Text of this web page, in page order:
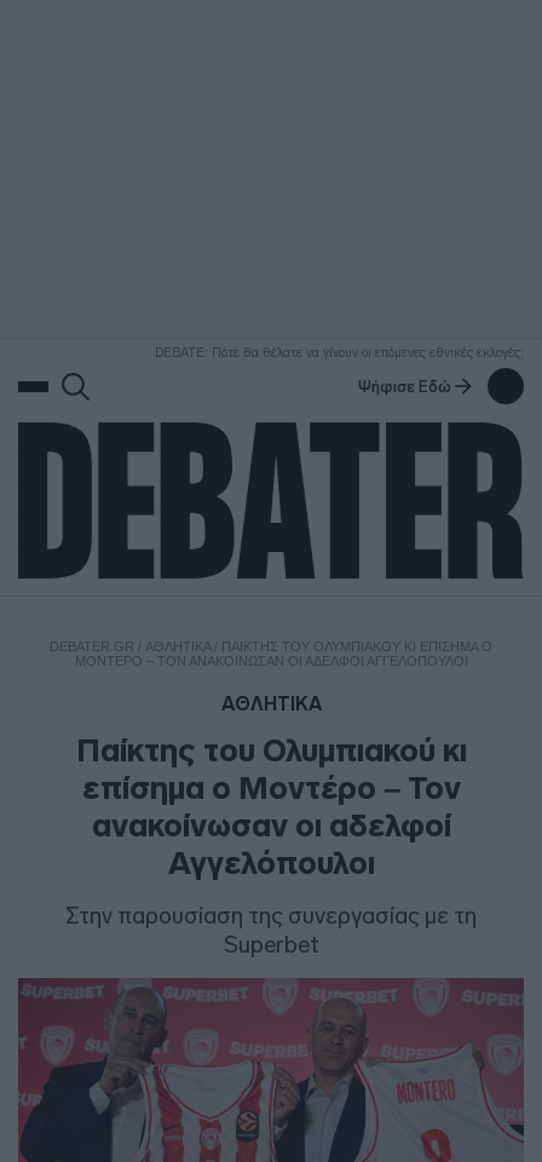
DEBATE: Πότε θα θέλατε να γίνουν οι επόμενες εθνικές εκλογές;
Ψήφισε Εδώ
DEBATER.GR / ΑΘΛΗΤΙΚΑ/ ΠΑΊΚΤΗΣ ΤΟΥ ΟΛΥΜΠΙΑΚΟΎ ΚΙ ΕΠΊΣΗΜΑ Ο
ΜΟΝΤΈΡΟ – ΤΟΝ ΑΝΑΚΟΊΝΩΣΑΝ ΟΙ ΑΔΕΛΦΟΊ ΑΓΓΕΛΌΠΟΥΛΟΙ
ΑΘΛΗΤΙΚΑ
Παίκτης του Ολυμπιακού κι
επίσημα ο Μοντέρο – Τον
ανακοίνωσαν οι αδελφοί
Αγγελόπουλοι
Στην παρουσίαση της συνεργασίας με τη
Superbet